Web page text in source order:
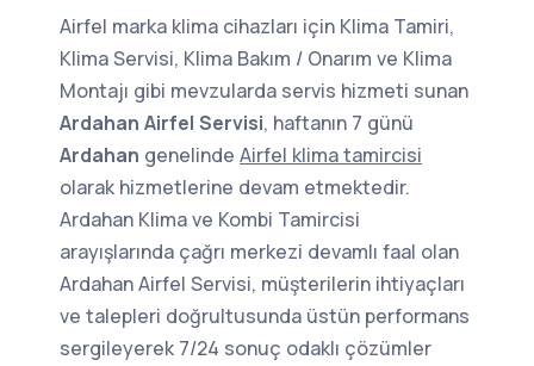
Airfel marka klima cihazları için Klima Tamiri,
Klima Servisi, Klima Bakım / Onarım ve Klima
Montajı gibi mevzularda servis hizmeti sunan
Ardahan Airfel Servisi, haftanın 7 günü
Ardahan genelinde Airfel klima tamircisi
olarak hizmetlerine devam etmektedir.
Ardahan Klima ve Kombi Tamircisi
arayışlarında çağrı merkezi devamlı faal olan
Ardahan Airfel Servisi, müşterilerin ihtiyaçları
ve talepleri doğrultusunda üstün performans
sergileyerek 7/24 sonuç odaklı çözümler